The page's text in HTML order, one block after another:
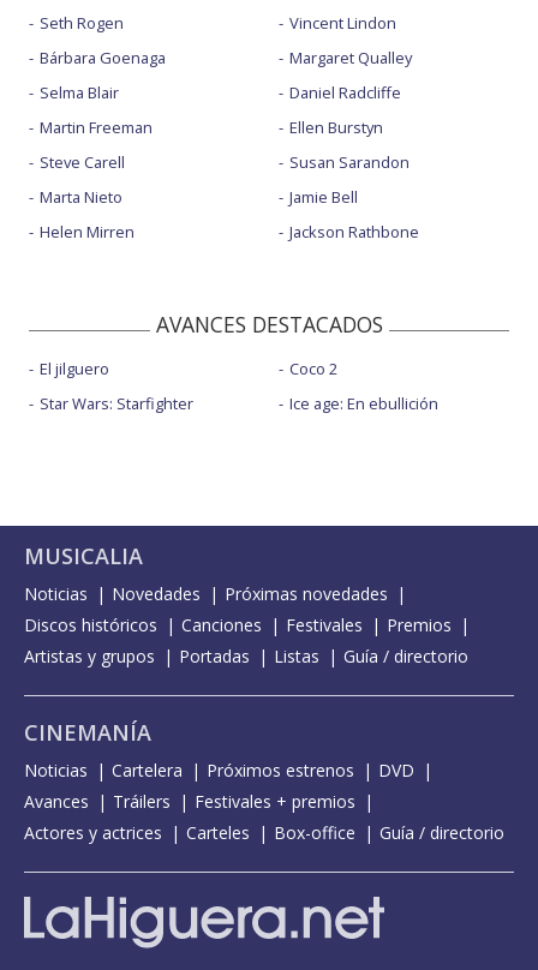
Seth Rogen
Bárbara Goenaga
Selma Blair
Martin Freeman
Steve Carell
Marta Nieto
Helen Mirren
Vincent Lindon
Margaret Qualley
Daniel Radcliffe
Ellen Burstyn
Susan Sarandon
Jamie Bell
Jackson Rathbone
AVANCES DESTACADOS
El jilguero
Star Wars: Starfighter
Coco 2
Ice age: En ebullición
MUSICALIA
Noticias Novedades
Próximas novedades
Discos históricos
Canciones Festivales
Premios
Artistas y grupos
Portadas Listas Guía / directorio
CINEMANÍA
Noticias Cartelera Próximos estrenos
DVD
Avances
Tráilers
Festivales + premios
Actores y actrices
Carteles Box-office Guía / directorio